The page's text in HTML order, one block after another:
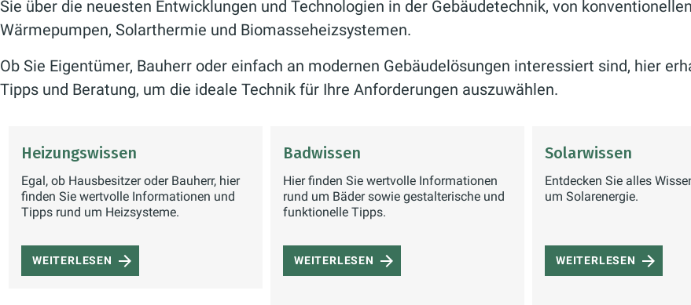
Sie über die neuesten Entwicklungen und Technologien in der Gebäudetechnik, von
Wärmepumpen, Solarthermie und Biomasseheizsystemen.
Ob Sie Eigentümer, Bauherr oder einfach an modernen Gebäudelösungen interessiert sind, hier
Tipps und Beratung, um die ideale Technik für Ihre Anforderungen auszuwählen.
Heizungswissen
Egal, ob Hausbesitzer oder Bauherr, hier
finden Sie wertvolle Informationen und
Tipps rund um Heizsysteme.
WEITERLESEN
Badwissen
Hier finden Sie wertvolle Informationen
rund um Bäder sowie gestalterische und
funktionelle Tipps.
WEITERLESEN
Solarwissen
Entdecken Sie alles
um Solarenergie.
WEITERLESEN